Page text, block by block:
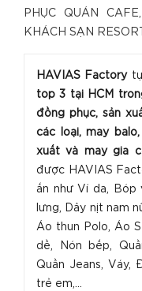
PHỤC QUÁN
KHÁCH SẠN RESORT
HAVIAS Factorytự
top 3 tại HCM
đồng phục, sản
các loại, may
xuất và may gia
được HAVIAS
ấn như Ví da, Bóp
lưng, Dây nịt nam
Áo thun Polo, Áo
dề, Nón bếp,
Quần Jeans, Váy,
trẻ em,...